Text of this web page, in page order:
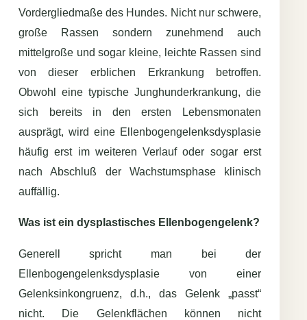
Vordergliedmaße des Hundes. Nicht nur schwere,
große Rassen sondern zunehmend auch
mittelgroße und sogar kleine, leichte Rassen sind
von dieser erblichen Erkrankung betroffen.
Obwohl eine typische Junghunderkrankung, die
sich bereits in den ersten Lebensmonaten
ausprägt, wird eine Ellenbogengelenksdysplasie
häufig erst im weiteren Verlauf oder sogar erst
nach Abschluß der Wachstumsphase klinisch
auffällig.
Was ist ein dysplastisches Ellenbogengelenk?
Generell spricht man bei der
Ellenbogengelenksdysplasie von einer
Gelenksinkongruenz, d.h., das Gelenk „passt“
nicht. Die Gelenkflächen können nicht